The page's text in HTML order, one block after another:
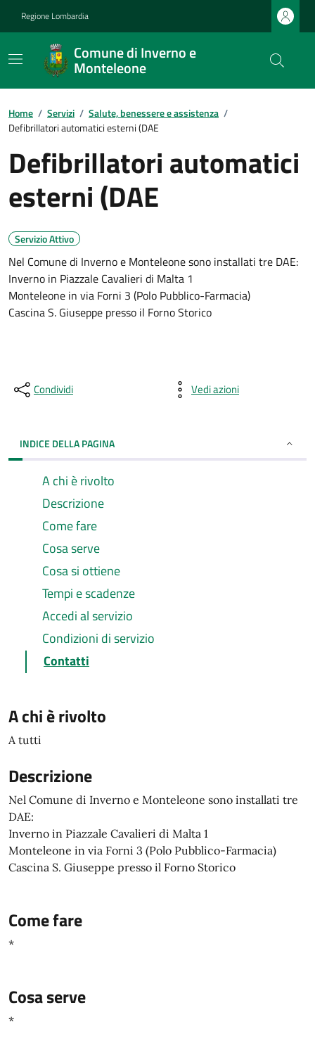
Regione Lombardia
Comune di Inverno e
Monteleone
Home / Servizi / Salute, benessere e assistenza /
Defibrillatori automatici esterni (DAE
Defibrillatori automatici
esterni (DAE
Servizio Attivo
Nel Comune di Inverno e Monteleone sono installati tre DAE:
Inverno in Piazzale Cavalieri di Malta 1
Monteleone in via Forni 3 (Polo Pubblico-Farmacia)
Cascina S. Giuseppe presso il Forno Storico
Condividi Vedi azioni
INDICE DELLA PAGINA
A chi è rivolto
Descrizione
Come fare
Cosa serve
Cosa si ottiene
Tempi e scadenze
Accedi al servizio
Condizioni di servizio
Contatti
A chi è rivolto
A tutti
Descrizione
Nel Comune di Inverno e Monteleone sono installati tre
DAE:
Inverno in Piazzale Cavalieri di Malta 1
Monteleone in via Forni 3 (Polo Pubblico-Farmacia)
Cascina S. Giuseppe presso il Forno Storico
Come fare
*
Cosa serve
*